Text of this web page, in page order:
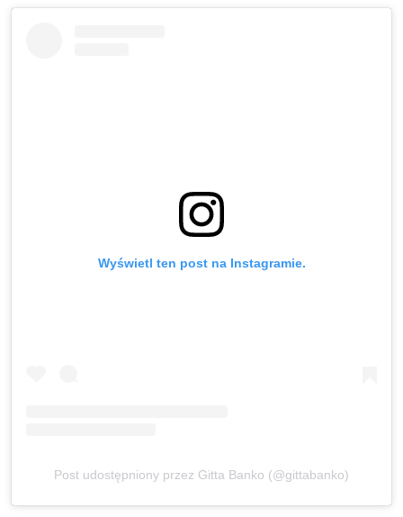
Wyświetl ten post na Instagramie.
Post udostępniony przez Gitta Banko (@gittabanko)